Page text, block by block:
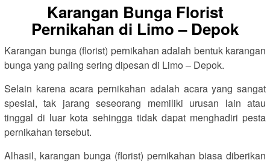
Karangan Bunga Florist
Pernikahan di Limo – Depok
Karangan bunga (florist) pernikahan adalah bentuk karangan
bunga yang paling sering dipesan di Limo – Depok.
Selain karena acara pernikahan adalah acara yang sangat
spesial, tak jarang seseorang memiliki urusan lain atau
tinggal di luar kota sehingga tidak dapat menghadiri pesta
pernikahan tersebut.
Alhasil, karangan bunga (florist) pernikahan biasa diberikan